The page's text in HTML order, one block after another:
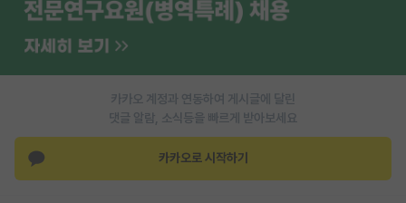
홍보 게시판
커리어
유학교육
카카오 계정과 연동하여 게시글에 달린
댓글 알람, 소식등을 빠르게 받아보세요
카카오로 시작하기